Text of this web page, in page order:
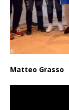
Matteo Grasso